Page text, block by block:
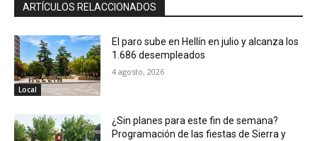
ARTÍCULOS RELACCIONADOS
Local
El paro sube en Hellín en julio y alcanza los
1.686 desempleados
4 agosto, 2026
¿Sin planes para este fin de semana?
Programación de las fiestas de Sierra y